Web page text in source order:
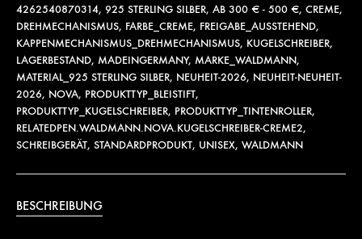
4262540870314, 925 STERLING SILBER, AB 300 € - 500 €, CREME,
DREHMECHANISMUS, FARBE_CREME, FREIGABE_AUSSTEHEND,
KAPPENMECHANISMUS_DREHMECHANISMUS, KUGELSCHREIBER,
LAGERBESTAND, MADEINGERMANY, MARKE_WALDMANN,
MATERIAL_925 STERLING SILBER, NEUHEIT-2026, NEUHEIT-NEUHEIT-
2026, NOVA, PRODUKTTYP_BLEISTIFT,
PRODUKTTYP_KUGELSCHREIBER, PRODUKTTYP_TINTENROLLER,
RELATEDPEN.WALDMANN.NOVA.KUGELSCHREIBER-CREME2,
SCHREIBGERÄT, STANDARDPRODUKT, UNISEX, WALDMANN
BESCHREIBUNG